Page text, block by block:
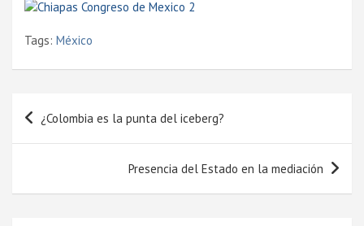
Tags: México
Navegación
de
¿Colombia es la punta del iceberg?
Presencia del Estado en la mediación